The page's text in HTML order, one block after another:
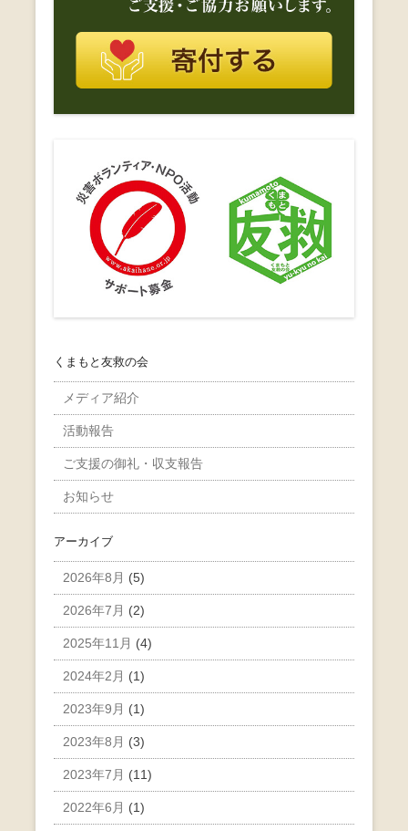
くまもと友救の会
メディア紹介
活動報告
ご支援の御礼・収支報告
お知らせ
アーカイブ
2026年8月 (5)
2026年7月 (2)
2025年11月 (4)
2024年2月 (1)
2023年9月 (1)
2023年8月 (3)
2023年7月 (11)
2022年6月 (1)